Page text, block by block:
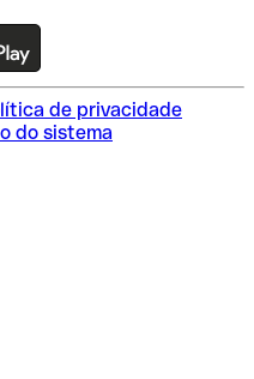
de privacidade
do sistema